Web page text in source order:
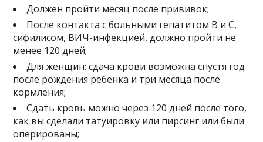
Должен пройти месяц после прививок;
После контакта с больными гепатитом В и С,
сифилисом, ВИЧ-инфекцией, должно пройти не
менее 120 дней;
Для женщин: сдача крови возможна спустя год
после рождения ребенка и три месяца после
кормления;
Сдать кровь можно через 120 дней после того,
как вы сделали татуировку или пирсинг или были
оперированы;